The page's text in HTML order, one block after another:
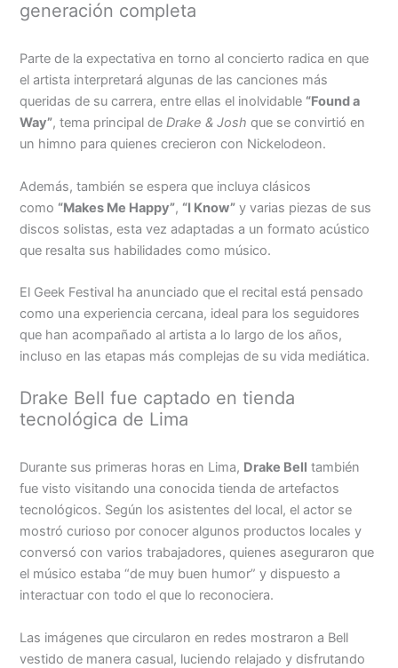
generación completa
Parte de la expectativa en torno al concierto radica en que
el artista interpretará algunas de las canciones más
queridas de su carrera, entre ellas el inolvidable “Found a
Way”, tema principal deDrake & Josh que se convirtió en
un himno para quienes crecieron con Nickelodeon.
Además, también se espera que incluya clásicos
como “Makes Me Happy”, “I Know” y varias piezas de sus
discos solistas, esta vez adaptadas a un formato acústico
que resalta sus habilidades como músico.
El Geek Festival ha anunciado que el recital está pensado
como una experiencia cercana, ideal para los seguidores
que han acompañado al artista a lo largo de los años,
incluso en las etapas más complejas de su vida mediática.
Drake Bell fue captado en tienda
tecnológica de Lima
Durante sus primeras horas en Lima, Drake Bell también
fue visto visitando una conocida tienda de artefactos
tecnológicos. Según los asistentes del local, el actor se
mostró curioso por conocer algunos productos locales y
conversó con varios trabajadores, quienes aseguraron que
el músico estaba “de muy buen humor” y dispuesto a
interactuar con todo el que lo reconociera.
Las imágenes que circularon en redes mostraron a Bell
vestido de manera casual, luciendo relajado y disfrutando